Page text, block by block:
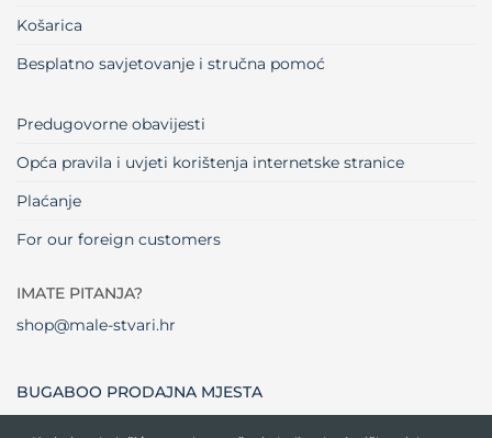
Košarica
Besplatno savjetovanje i stručna pomoć
Predugovorne obavijesti
Opća pravila i uvjeti korištenja internetske stranice
Plaćanje
For our foreign customers
IMATE PITANJA?
shop@male-stvari.hr
BUGABOO PRODAJNA MJESTA